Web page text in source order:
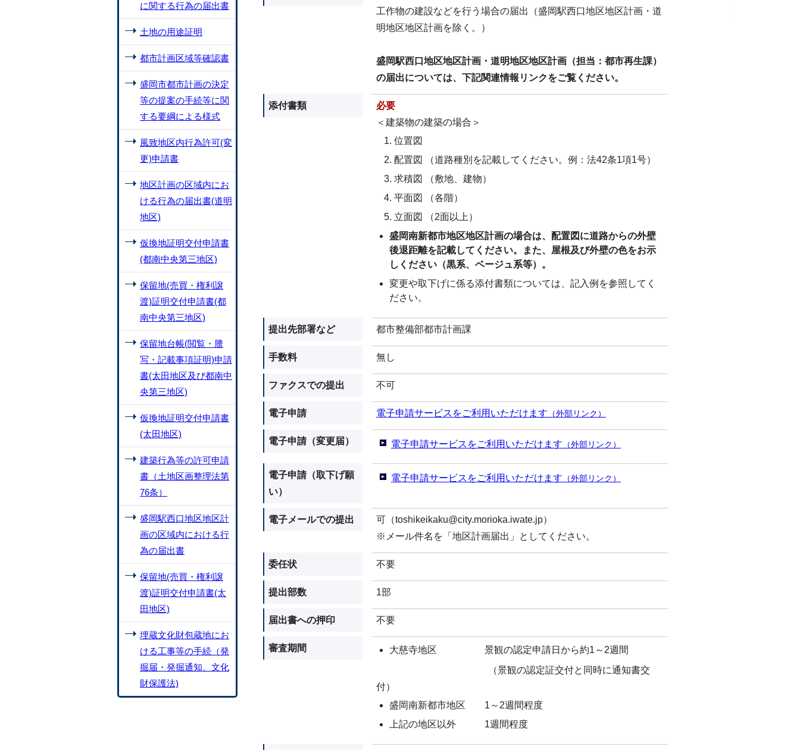
工作物の建設などを行う場合の届出（盛岡駅西口地区地区計画・道
明地区地区計画を除く。）
盛岡駅西口地区地区計画・道明地区地区計画（担当：都市再生課）
の届出については、下記関連情報リンクをご覧ください。
添付書類
必要
＜建築物の建築の場合＞
位置図
配置図 （道路種別を記載してください。例：法42条1項1号）
求積図 （敷地、建物）
平面図 （各階）
立面図 （2面以上）
盛岡南新都市地区地区計画の場合は、配置図に道路からの外壁
後退距離を記載してください。また、屋根及び外壁の色をお示
しください（黒系、ベージュ系等）。
変更や取下げに係る添付書類については、記入例を参照してく
ださい。
提出先部署など 都市整備部都市計画課
手数料 無し
ファクスでの提出 不可
電子申請 電子申請サービスをご利用いただけます （外部リンク）
電子申請（変更届） 電子申請サービスをご利用いただけます （外部リンク）
電子申請（取下げ願
い）
電子申請サービスをご利用いただけます （外部リンク）
電子メールでの提出
可（toshikeikaku@city.morioka.iwate.jp）
※メール件名を「地区計画届出」としてください。
委任状 不要
提出部数 1部
届出書への押印 不要
審査期間
大慈寺地区 景観の認定申請日から約1～2週間
（景観の認定証交付と同時に通知書交
付）
盛岡南新都市地区 1～2週間程度
上記の地区以外 1週間程度
に関する行為の届出書
土地の用途証明
都市計画区域等確認書
盛岡市都市計画の決定
等の提案の手続等に関
する要綱による様式
風致地区内行為許可(変
更)申請書
地区計画の区域内にお
ける行為の届出書(道明
地区)
仮換地証明交付申請書
(都南中央第三地区)
保留地(売買・権利譲
渡)証明交付申請書(都
南中央第三地区)
保留地台帳(閲覧・謄
写・記載事項証明)申請
書(太田地区及び都南中
央第三地区)
仮換地証明交付申請書
(太田地区)
建築行為等の許可申請
書（土地区画整理法第
76条）
盛岡駅西口地区地区計
画の区域内における行
為の届出書
保留地(売買・権利譲
渡)証明交付申請書(太
田地区)
埋蔵文化財包蔵地にお
ける工事等の手続（発
掘届・発掘通知、文化
財保護法)